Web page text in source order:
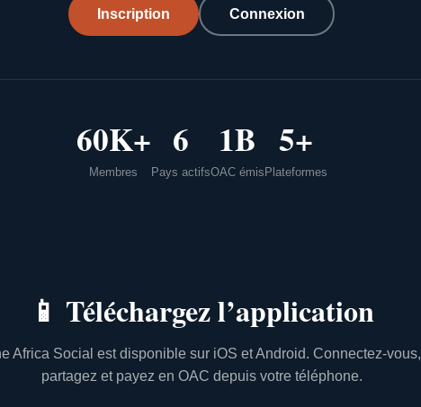
Inscription Connexion
60K+
Membres
6
Pays actifs
1B
OAC émis
5+
Plateformes
📱 Téléchargez l’application
Africa Social est disponible sur iOS et Android. Connectez-vous,
partagez et payez en OAC depuis votre téléphone.